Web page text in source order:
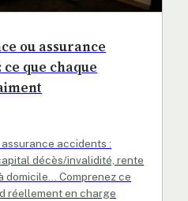
ou assurance
que chaque
accidents :
décès/invalidité, rente
domicile… Comprenez ce
réellement en charge